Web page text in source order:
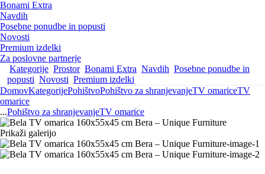
Bonami Extra
Navdih
Posebne ponudbe in popusti
Novosti
Premium izdelki
Za poslovne partnerje
Kategorije Prostor Bonami Extra Navdih Posebne ponudbe in
popusti Novosti Premium izdelki
DomovKategorijePohištvoPohištvo za shranjevanjeTV omariceTV
omarice
...Pohištvo za shranjevanjeTV omarice
Prikaži galerijo